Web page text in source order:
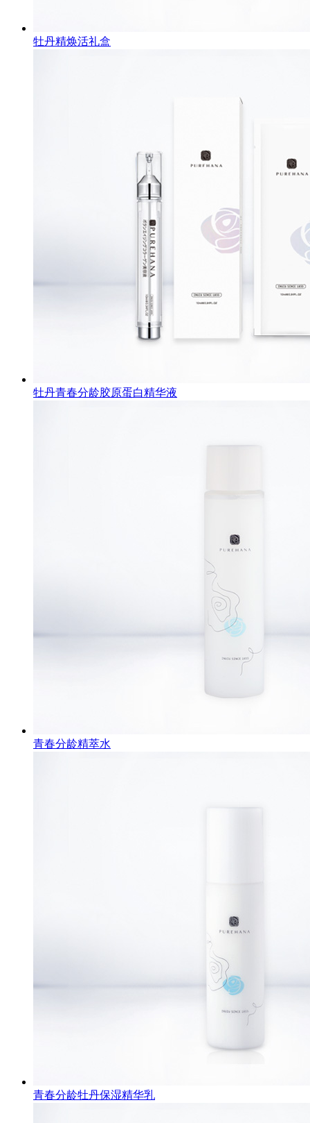
牡丹精焕活礼盒
牡丹青春分龄胶原蛋白精华液
青春分龄精萃水
青春分龄牡丹保湿精华乳